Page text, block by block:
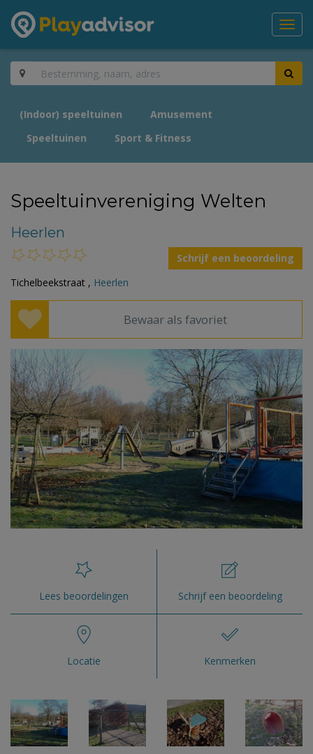
(Indoor) speeltuinen
Amusement
Speeltuinen
Sport & Fitness
Speeltuinvereniging Welten
Heerlen
Schrijf een beoordeling
Tichelbeekstraat , Heerlen
Bewaar als favoriet
Lees beoordelingen Schrijf een beoordeling
Locatie Kenmerken